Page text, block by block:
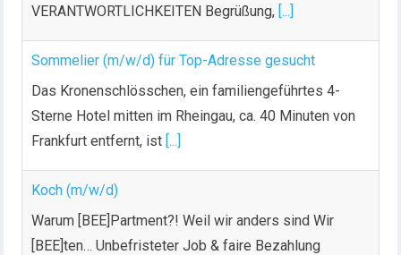
VERANTWORTLICHKEITEN Begrüßung, [...]
Sommelier (m/w/d) für Top-Adresse gesucht
Das Kronenschlösschen, ein familiengeführtes 4-
Sterne Hotel mitten im Rheingau, ca. 40 Minuten von
Frankfurt entfernt, ist [...]
Koch (m/w/d)
Warum [BEE]Partment?! Weil wir anders sind Wir
[BEE]ten… Unbefristeter Job & faire Bezahlung